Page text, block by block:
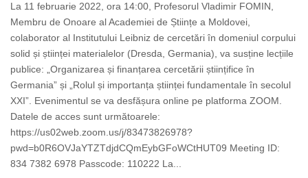
La 11 februarie 2022, ora 14:00, Profesorul Vladimir FOMIN,
Membru de Onoare al Academiei de Științe a Moldovei,
colaborator al Institutului Leibniz de cercetări în domeniul corpului
solid și științei materialelor (Dresda, Germania), va susține lecțiile
publice: „Organizarea și finanțarea cercetării științifice în
Germania” și „Rolul și importanța științei fundamentale în secolul
XXI”. Evenimentul se va desfășura online pe platforma ZOOM.
Datele de acces sunt următoarele:
https://us02web.zoom.us/j/83473826978?
pwd=b0R6OVJaYTZTdjdCQmEybGFoWCtHUT09 Meeting ID:
834 7382 6978 Passcode: 110222 La...